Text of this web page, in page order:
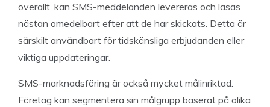
överallt, kan SMS-meddelanden levereras och läsas
nästan omedelbart efter att de har skickats. Detta är
särskilt användbart för tidskänsliga erbjudanden eller
viktiga uppdateringar.
SMS-marknadsföring är också mycket målinriktad.
Företag kan segmentera sin målgrupp baserat på olika